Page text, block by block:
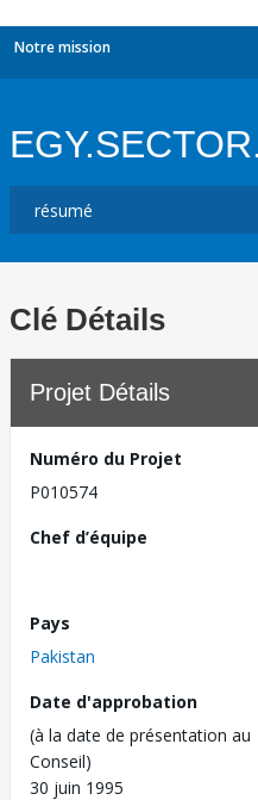
Notre mission
Clé Détails
Projet Détails
Numéro du Projet
P010574
Chef d’équipe
Pays
Pakistan
Date d'approbation
(à la date de présentation au
Conseil)
30 juin 1995